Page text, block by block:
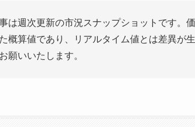
は週次更新の市況スナップショットです。
概算値であり、リアルタイム値とは差異が
願いいたします。